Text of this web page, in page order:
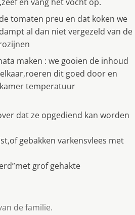
tomaten preu en dat koken we
al dan niet vergezeld van de
maken : we gooien de inhoud
dit goed door en
temperatuur
dat ze opgediend kan worden
gebakken varkensvlees met
grof gehakte
de familie.